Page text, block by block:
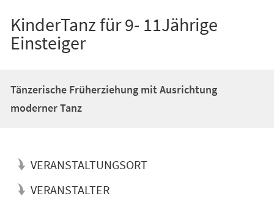
KinderTanz für 9- 11Jährige
Einsteiger
Tänzerische Früherziehung mit Ausrichtung
moderner Tanz
VERANSTALTUNGSORT
VERANSTALTER